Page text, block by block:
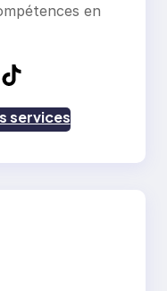
en
I
n
s
t
g
T
k
T
k
services